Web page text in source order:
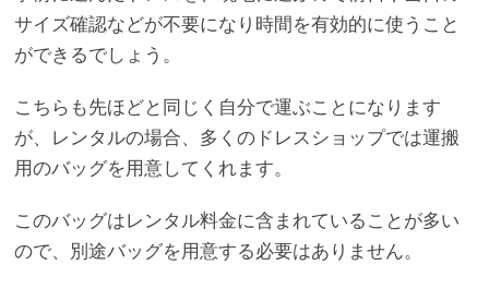
サイズ確認などが不要になり時間を有効的に使うこと
ができるでしょう。
こちらも先ほどと同じく自分で運ぶことになります
が、レンタルの場合、多くのドレスショップでは運搬
用のバッグを用意してくれます。
このバッグはレンタル料金に含まれていることが多い
ので、別途バッグを用意する必要はありません。